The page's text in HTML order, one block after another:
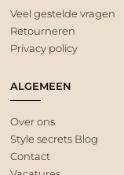
Veel gestelde vragen
Retourneren
Privacy policy
ALGEMEEN
Over ons
Style secrets Blog
Contact